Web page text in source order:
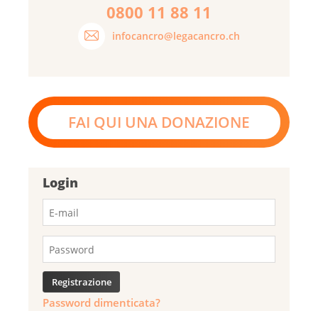
0800 11 88 11
infocancro@legacancro.ch
FAI QUI UNA DONAZIONE
Login
Password dimenticata?